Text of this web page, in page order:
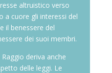
altruistico verso
a cuore gli interessi del
il benessere del
dei suoi membri.
deriva anche
delle leggi. Le